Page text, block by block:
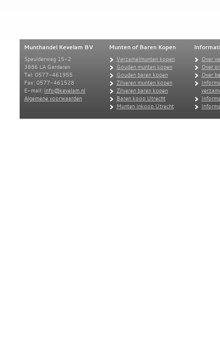
Munthandel Kevelam BV
Speulderweg 15-2
3886 LA Garderen
Tel: 0577-461955
Fax: 0577-461528
E-mail: info@kevelam.nl
Algemene voorwaarden
Munten of Baren Kopen
Verzamelmunten kopen
Gouden munten kopen
Gouden baren kopen
Zilveren munten kopen
Zilveren baren kopen
Baren koop Utrecht
Munten inkoop Utrecht
Over
Over
Over